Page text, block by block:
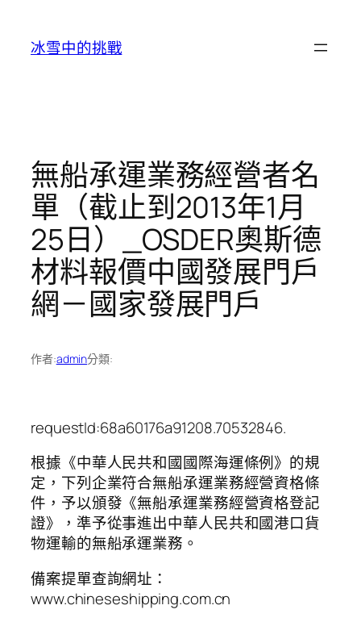
冰雪中的挑戰
無船承運業務經營者名
單（截止到2013年1月
25日）_OSDER奧斯德
材料報價中國發展門戶
網－國家發展門戶
作者:admin分類:
requestId:68a60176a91208.70532846.
根據《中華人民共和國國際海運條例》的規
定，下列企業符合無船承運業務經營資格條
件，予以頒發《無船承運業務經營資格登記
證》，準予從事進出中華人民共和國港口貨
物運輸的無船承運業務。
備案提單查詢網址：
www.chineseshipping.com.cn